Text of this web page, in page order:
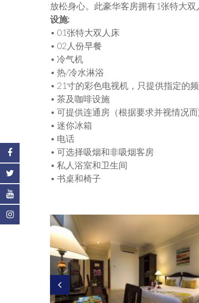
放松身心。此豪华客房拥有1张特大双
设施:
• 01张特大双人床
• 02人份早餐
• 冷气机
• 热/冷水淋浴
• 21寸的彩色电视机，只提供指定的
• 茶及咖啡设施
• 可提供连通房（根据要求并视情况而
• 迷你冰箱
• 电话
• 可选择吸烟和非吸烟客房
• 私人浴室和卫生间
• 书桌和椅子